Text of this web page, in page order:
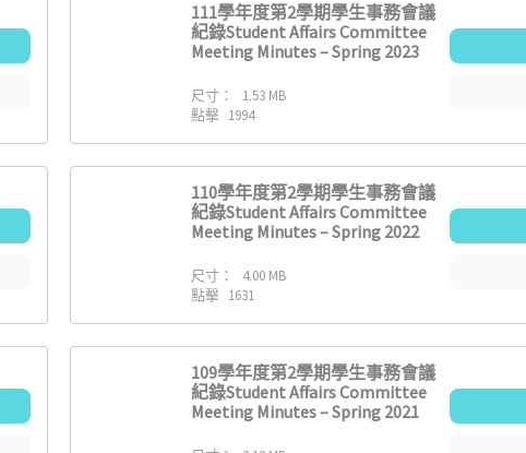
111學年度第2學期學生事務會議
紀錄Student Affairs Committee
Meeting Minutes – Spring 2023
尺寸：
1.53 MB
點擊 1994
110學年度第2學期學生事務會議
紀錄Student Affairs Committee
Meeting Minutes – Spring 2022
尺寸：
4.00 MB
點擊 1631
109學年度第2學期學生事務會議
紀錄Student Affairs Committee
Meeting Minutes – Spring 2021